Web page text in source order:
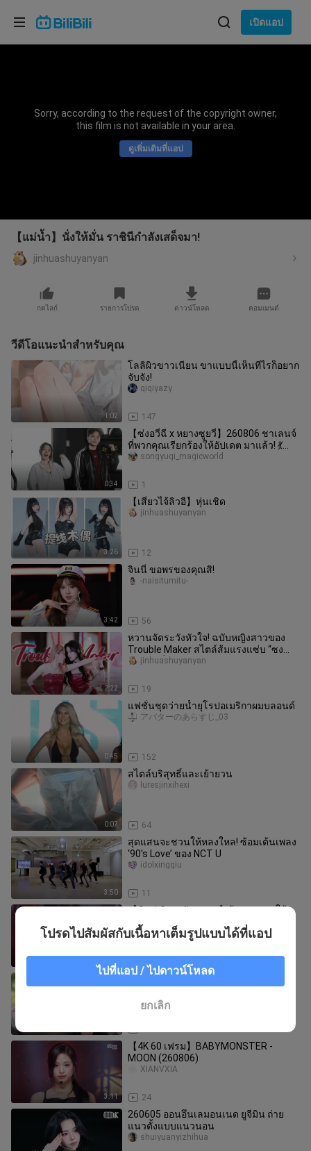
เปิดแอป
Sorry, according to the request of the copyright owner,
this film is not available in your area.
ดูเพิ่มเติมที่แอป
【แม่น้ำ】นั่งให้มั่น ราชินีกำลังเสด็จมา!
jinhuashuyanyan
กดไลก์ รายการโปรด ดาวน์โหลด คอมเมนต์
วีดีโอแนะนำสำหรับคุณ
1:02
โลลิผิวขาวเนียน ขาแบบนี้เห็นทีไรก็อยาก
จับจัง!
147
qiqiyazy
0:34
【ซ่งอวี่ฉี x หยางซูยวี่】260806 ชาเลนจ์
ที่พวกคุณเรียกร้องให้อัปเดต มาแล้ว! 💃
#ชาเลนจ์เต้นMO
1
songyuqi_magicworld
3:26
【เสี่ยวไจ้ลิวอี】หุ่นเชิด
12
jinhuashuyanyan
3:42
จินนี่ ขอพรของคุณสิ!
56
-naisitumitu-
2:22
หวานจัดระวังหัวใจ! ฉบับหญิงสาวของ
Trouble Maker สไตล์ส้มแรงแซ่บ “ซง
วอล & เสี่ยวถวน” คัฟเวอร์เวอร์ชัน
19
jinhuashuyanyan
0:45
แฟชั่นชุดว่ายน้ำยุโรปอเมริกาผมบลอนด์
152
アバターのあらすじ_03
0:07
สไตล์บริสุทธิ์และเย้ายวน
64
luresjinxihexi
3:50
สุดแสนจะชวนให้หลงใหล! ซ้อมเต้นเพลง
‘90's Love’ ของ NCT U
11
idolxingqiu
【ชิวซู่เจิน ฉบับสะสม】ผู้ชายควรดูให้
น้อยหน่อย! ดูแล้วจะฝันบ่อย
XinglinL
ต้า ตี้ เฟิง
Yayi-jintianyougeleme
3:11
【4K 60 เฟรม】BABYMONSTER -
MOON (260806)
24
XIANVXIA
260605 ออนอึนเลมอนเนด ยูจีมิน ถ่าย
แนวตั้งแบบแนวนอน
shuiyuanyizhihua
โปรดไปสัมผัสกับเนื้อหาเต็มรูปแบบได้ที่แอป
ไปที่แอป / ไปดาวน์โหลด
ยกเลิก
เลือกภาษา